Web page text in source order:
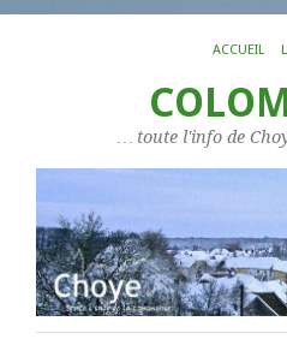
ACCUEIL
… toute l'info de